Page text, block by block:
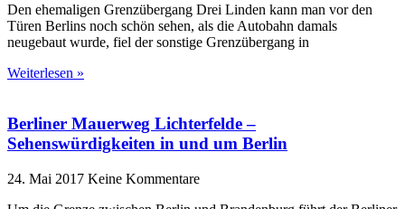
Den ehemaligen Grenzübergang Drei Linden kann man vor den
Türen Berlins noch schön sehen, als die Autobahn damals
neugebaut wurde, fiel der sonstige Grenzübergang in
Weiterlesen »
Berliner Mauerweg Lichterfelde –
Sehenswürdigkeiten in und um Berlin
24. Mai 2017 Keine Kommentare